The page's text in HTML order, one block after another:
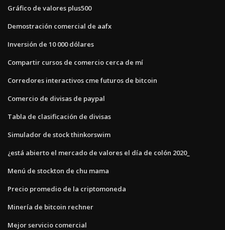
Gráfico de valores plus500
Demostración comercial de aafx
Inversión de 10 000 dólares
Compartir cursos de comercio cerca de mí
Corredores interactivos cme futuros de bitcoin
Comercio de divisas de paypal
Tabla de clasificación de divisas
Simulador de stock thinkorswim
¿está abierto el mercado de valores el día de colón 2020_
Menú de stockton de chu mama
Precio promedio de la criptomoneda
Minería de bitcoin rechner
Mejor servicio comercial